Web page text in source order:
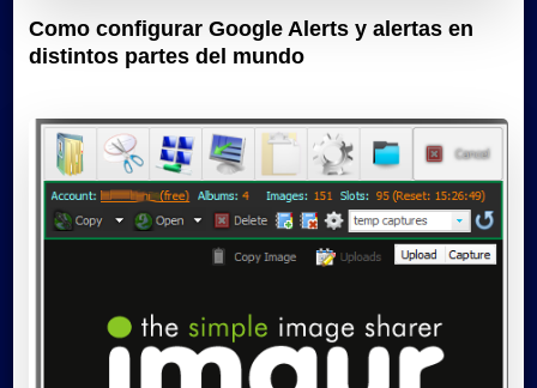
Como configurar Google Alerts y alertas en
distintos partes del mundo